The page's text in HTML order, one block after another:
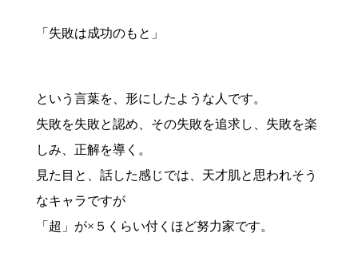
「失敗は成功のもと」
という言葉を、形にしたような人です。
失敗を失敗と認め、その失敗を追求し、失敗を楽
しみ、正解を導く。
見た目と、話した感じでは、天才肌と思われそう
なキャラですが
「超」が×５くらい付くほど努力家です。